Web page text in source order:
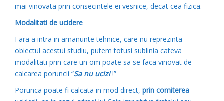
mai vinovata prin consecintele ei vesnice, decat cea fizica.
Modalitati de ucidere
Fara a intra in amanunte tehnice, care nu reprezinta
obiectul acestui studiu, putem totusi sublinia cateva
modalitati prin care un om poate sa se faca vinovat de
calcarea poruncii “Sa nu ucizi!”
Porunca poate fi calcata in mod direct, prin comiterea